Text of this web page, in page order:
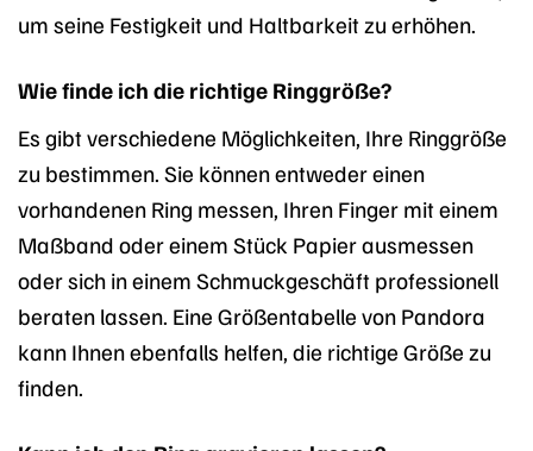
um seine Festigkeit und Haltbarkeit zu erhöhen.
Wie finde ich die richtige Ringgröße?
Es gibt verschiedene Möglichkeiten, Ihre Ringgröße
zu bestimmen. Sie können entweder einen
vorhandenen Ring messen, Ihren Finger mit einem
Maßband oder einem Stück Papier ausmessen
oder sich in einem Schmuckgeschäft professionell
beraten lassen. Eine Größentabelle von Pandora
kann Ihnen ebenfalls helfen, die richtige Größe zu
finden.